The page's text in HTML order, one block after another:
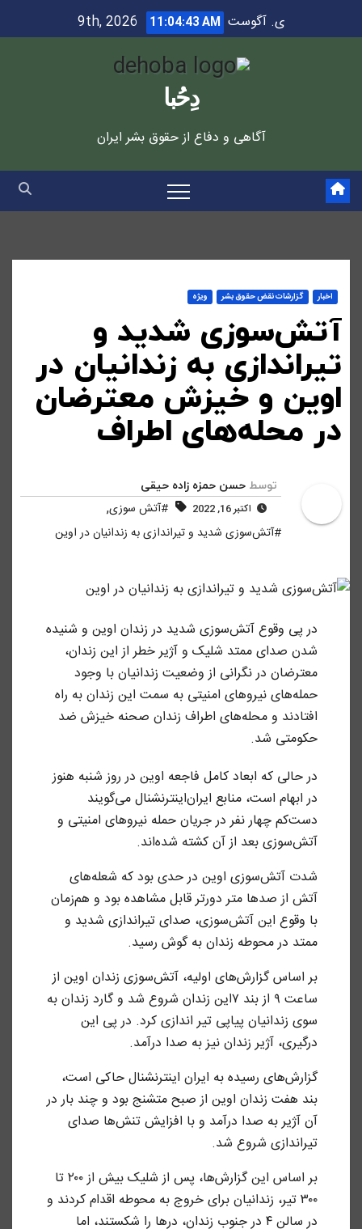
to
ی. آگوست 9th, 2026 11:04:44 AM
دِحُبا
آگاهی و دفاع از حقوق بشر ایران
اخبار گزارشات نقض حقوق بشر ویژه
آتش‌سوزی شدید و
تیراندازی به زندانیان در
اوین و خیزش معترضان
در محله‌های اطراف
توسط حسن حمزه زاده حیقی
اکتبر 16, 2022 #آتش سوزی,
#آتش‌سوزی شدید و تیراندازی به زندانیان در اوین
در پی وقوع آتش‌سوزی شدید در زندان اوین و شنیده
شدن صدای ممتد شلیک و آژیر خطر از این زندان،
معترضان در نگرانی از وضعیت زندانیان با وجود
حمله‌های نیروهای امنیتی به سمت این زندان به راه
افتادند و محله‌های اطراف زندان صحنه خیزش ضد
حکومتی شد.
در حالی که ابعاد کامل فاجعه اوین در روز شنبه هنوز
در ابهام است، منابع ایران‌اینترنشنال می‌گویند
دست‌کم چهار نفر در جریان حمله نیروهای امنیتی و
آتش‌سوزی بعد از آن کشته شده‌‌اند.
شدت آتش‌سوزی اوین در حدی بود که شعله‌های
آتش از صدها متر دورتر قابل مشاهده بود و هم‌زمان
با وقوع این آتش‌سوزی، صدای تیراندازی شدید و
ممتد در محوطه زندان به گوش رسید.
بر اساس گزارش‌های اولیه، آتش‌سوزی زندان اوین از
ساعت ۹ از بند ۷این زندان شروع شد و گارد زندان به
سوی زندانیان پیاپی تیر اندازی کرد. در پی این
درگیری، آژیر زندان نیز به صدا درآمد.
گزارش‌های رسیده به ایران اینترنشنال حاکی است،
بند هفت زندان اوین از صبح متشنج بود و چند بار در
آن آژیر به صدا درآمد و با افزایش تنش‌ها صدای
تیراندازی شروع شد.
بر اساس این گزارش‌ها، پس از شلیک بیش از ۲۰۰ تا
۳۰۰ تیر، زندانیان برای خروج به محوطه اقدام کردند و
در سالن ۴ در جنوب زندان، درها را شکستند، اما